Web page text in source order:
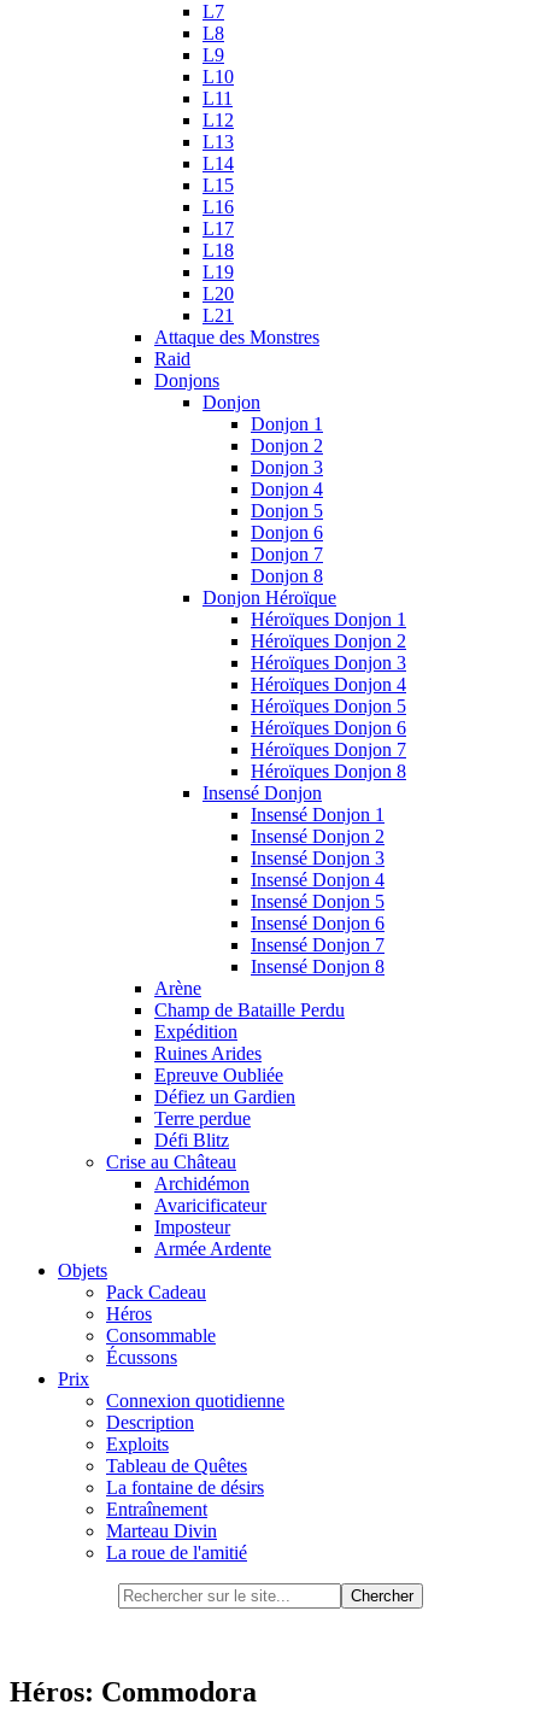
L7
L8
L9
L10
L11
L12
L13
L14
L15
L16
L17
L18
L19
L20
L21
Attaque des Monstres
Raid
Donjons
Donjon
Donjon 1
Donjon 2
Donjon 3
Donjon 4
Donjon 5
Donjon 6
Donjon 7
Donjon 8
Donjon Héroïque
Héroïques Donjon 1
Héroïques Donjon 2
Héroïques Donjon 3
Héroïques Donjon 4
Héroïques Donjon 5
Héroïques Donjon 6
Héroïques Donjon 7
Héroïques Donjon 8
Insensé Donjon
Insensé Donjon 1
Insensé Donjon 2
Insensé Donjon 3
Insensé Donjon 4
Insensé Donjon 5
Insensé Donjon 6
Insensé Donjon 7
Insensé Donjon 8
Arène
Champ de Bataille Perdu
Expédition
Ruines Arides
Epreuve Oubliée
Défiez un Gardien
Terre perdue
Défi Blitz
Crise au Château
Archidémon
Avaricificateur
Imposteur
Armée Ardente
Objets
Pack Cadeau
Héros
Consommable
Écussons
Prix
Connexion quotidienne
Description
Exploits
Tableau de Quêtes
La fontaine de désirs
Entraînement
Marteau Divin
La roue de l'amitié
Héros: Commodora